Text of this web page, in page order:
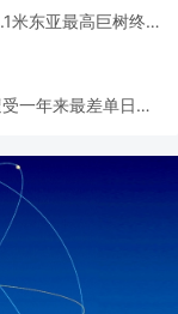
亚最高巨树终被发明
年来最差单日表示